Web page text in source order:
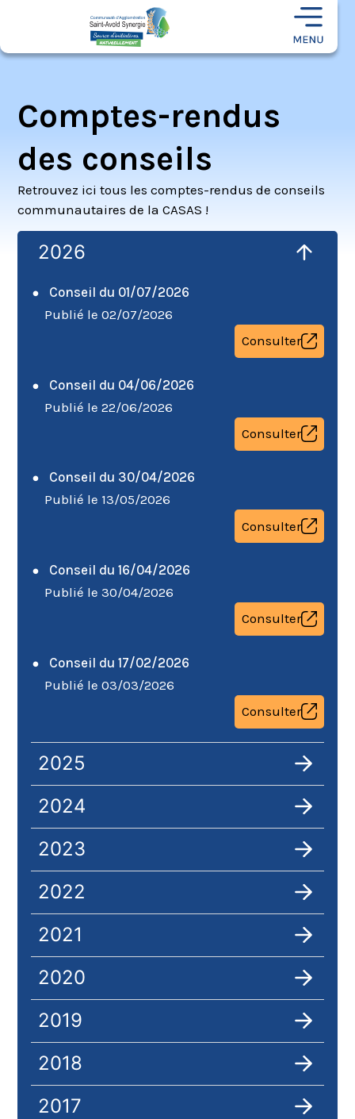
Comptes-rendus
des conseils
Retrouvez ici tous les comptes-rendus de conseils
communautaires de la CASAS !
2026
Conseil du 01/07/2026
Publié le 02/07/2026
Consulter
Conseil du 04/06/2026
Publié le 22/06/2026
Consulter
Conseil du 30/04/2026
Publié le 13/05/2026
Consulter
Conseil du 16/04/2026
Publié le 30/04/2026
Consulter
Conseil du 17/02/2026
Publié le 03/03/2026
Consulter
2025
2024
2023
2022
2021
2020
2019
2018
2017